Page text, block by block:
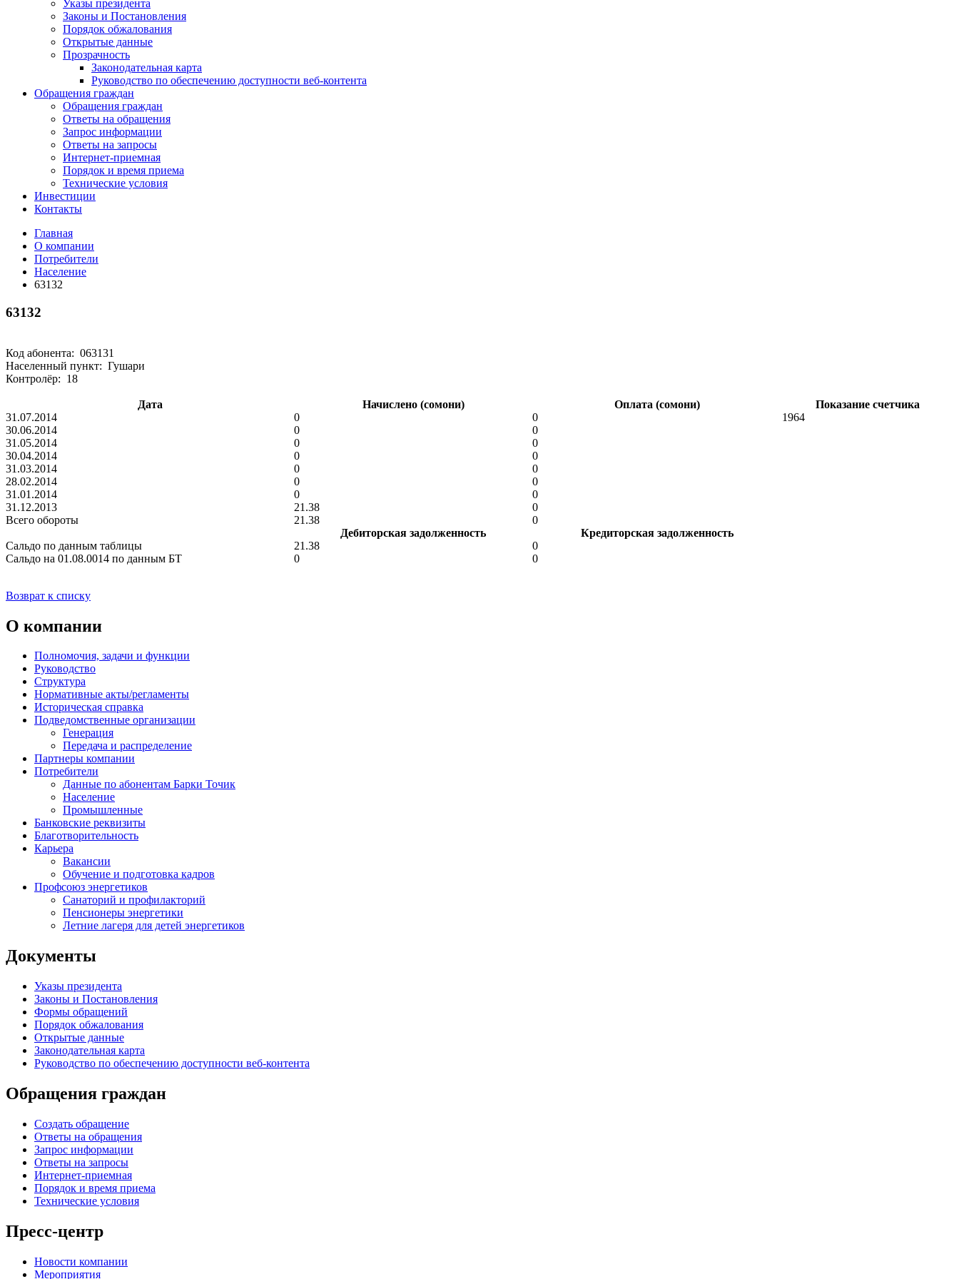
Указы президента
Законы и Постановления
Порядок обжалования
Открытые данные
Прозрачность
Законодательная карта
Руководство по обеспечению доступности веб-контента
Обращения граждан
Обращения граждан
Ответы на обращения
Запрос информации
Ответы на запросы
Интернет-приемная
Порядок и время приема
Технические условия
Инвестиции
Контакты
Главная
О компании
Потребители
Население
63132
63132
Код абонента: 063131
Населенный пункт: Гушари
Контролёр: 18
Дата Начислено (сомони) Оплата (сомони)
Показание счетчика
31.07.2014
0 0
1964
30.06.2014
0
0
31.05.2014
0
0
30.04.2014
0
0
31.03.2014
0
0
28.02.2014
0
0
31.01.2014
0
0
31.12.2013
21.38
0
Всего обороты
21.38
0
Дебиторская задолженность
Кредиторская задолженность
Сальдо по данным таблицы
21.38
0
Сальдо на 01.08.0014 по данным БТ
0 0
Возврат к списку
О компании
Полномочия, задачи и функции
Руководство
Структура
Нормативные акты/регламенты
Историческая справка
Подведомственные организации
Генерация
Передача и распределение
Партнеры компании
Потребители
Данные по абонентам Барки Точик
Население
Промышленные
Банковские реквизиты
Благотворительность
Карьера
Вакансии
Обучение и подготовка кадров
Профсоюз энергетиков
Санаторий и профилакторий
Пенсионеры энергетики
Летние лагеря для детей энергетиков
Документы
Указы президента
Законы и Постановления
Формы обращений
Порядок обжалования
Открытые данные
Законодательная карта
Руководство по обеспечению доступности веб-контента
Обращения граждан
Создать обращение
Ответы на обращения
Запрос информации
Ответы на запросы
Интернет-приемная
Порядок и время приема
Технические условия
Пресс-центр
Новости компании
Мероприятия